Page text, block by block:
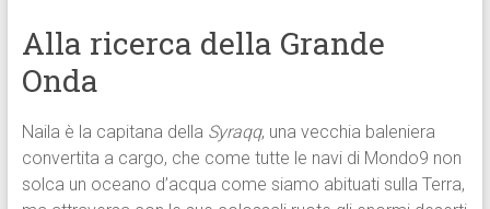
Alla ricerca della Grande
Onda
Naila è la capitana della Syraqq, una vecchia baleniera
convertita a cargo, che come tutte le navi di Mondo9 non
solca un oceano d’acqua come siamo abituati sulla Terra,